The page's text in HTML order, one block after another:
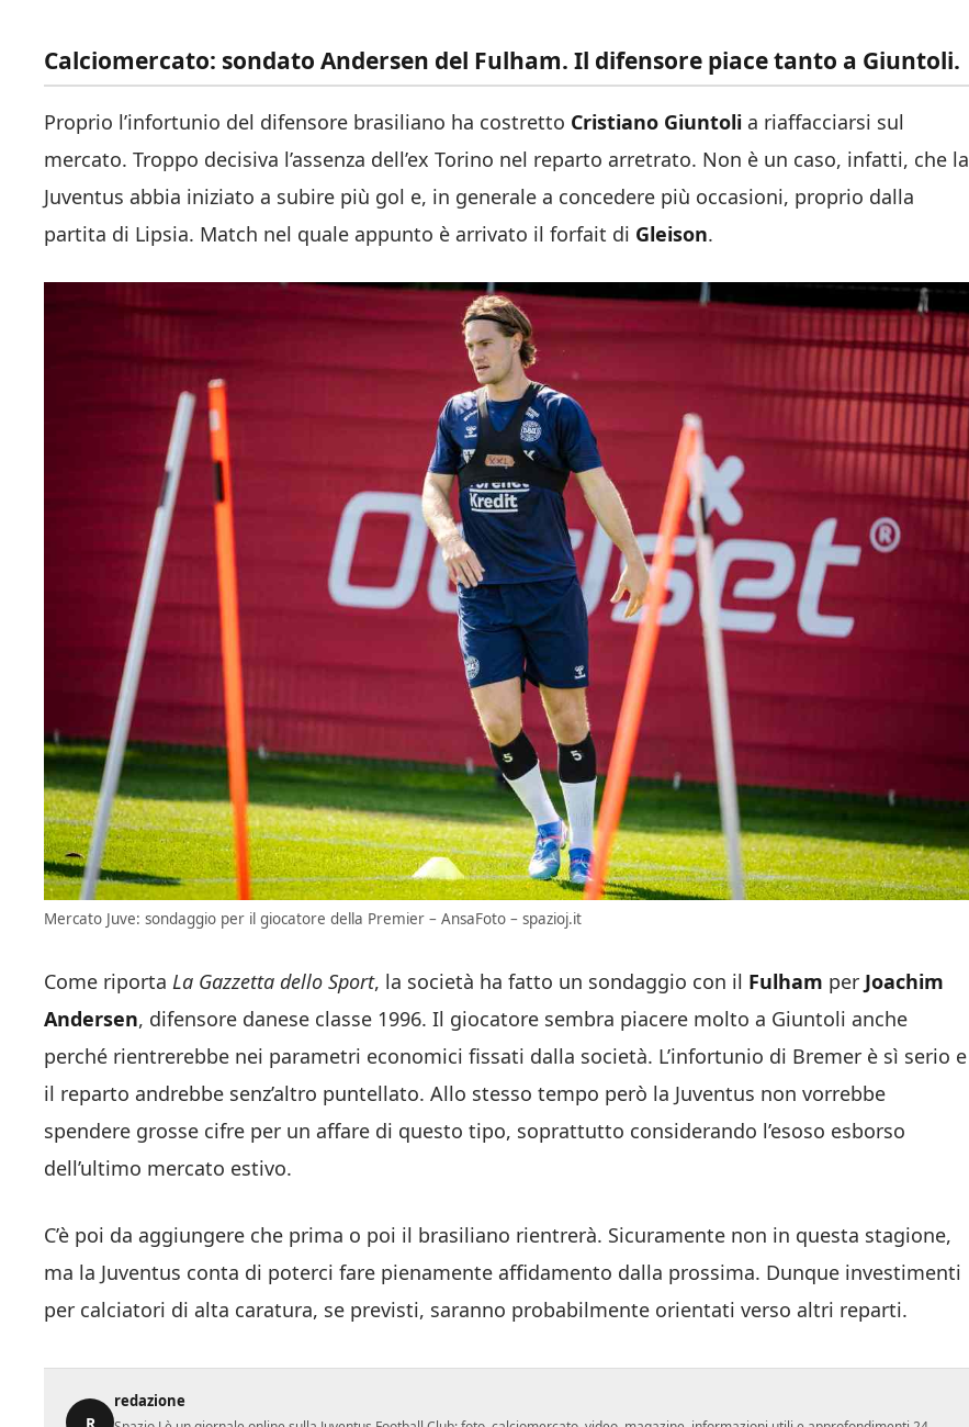
Calciomercato: sondato Andersen del Fulham. Il difensore piace tanto a Giuntoli.
Proprio l’infortunio del difensore brasiliano ha costretto Cristiano Giuntoli a riaffacciarsi sul
mercato. Troppo decisiva l’assenza dell’ex Torino nel reparto arretrato. Non è un caso, infatti, che la
Juventus abbia iniziato a subire più gol e, in generale a concedere più occasioni, proprio dalla
partita di Lipsia. Match nel quale appunto è arrivato il forfait di Gleison.
Mercato Juve: sondaggio per il giocatore della Premier – AnsaFoto – spazioj.it
Come riporta La Gazzetta dello Sport, la società ha fatto un sondaggio con il Fulham per Joachim
Andersen, difensore danese classe 1996. Il giocatore sembra piacere molto a Giuntoli anche
perché rientrerebbe nei parametri economici fissati dalla società. L’infortunio di Bremer è sì serio e
il reparto andrebbe senz’altro puntellato. Allo stesso tempo però la Juventus non vorrebbe
spendere grosse cifre per un affare di questo tipo, soprattutto considerando l’esoso esborso
dell’ultimo mercato estivo.
C’è poi da aggiungere che prima o poi il brasiliano rientrerà. Sicuramente non in questa stagione,
ma la Juventus conta di poterci fare pienamente affidamento dalla prossima. Dunque investimenti
per calciatori di alta caratura, se previsti, saranno probabilmente orientati verso altri reparti.
R
redazione